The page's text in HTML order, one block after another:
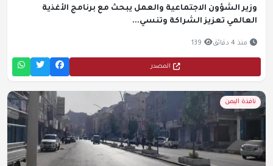
وزير الشؤون الاجتماعية والعمل يبحث مع برنامج الأغذية
العالمي تعزيز الشراكة وتنسي...
منذ 4 دقائق 139
المصدر
نافذة اليمن